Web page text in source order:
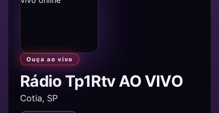
Ouça ao vivo
Rádio Tp1Rtv AO VIVO
Cotia, SP